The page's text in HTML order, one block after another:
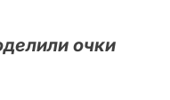
очки